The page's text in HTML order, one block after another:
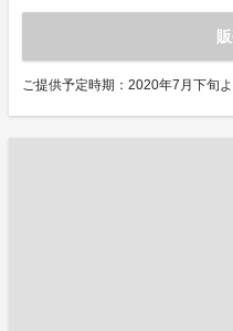
ご提供予定時期：2020年7月下旬